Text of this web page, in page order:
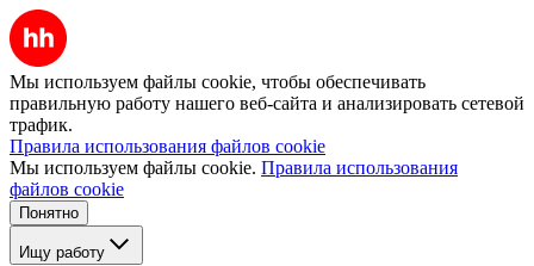
Мы используем файлы cookie, чтобы обеспечивать
правильную работу нашего веб-сайта и анализировать сетевой
трафик.
Правила использования файлов cookie
Мы используем файлы cookie. Правила использования
файлов cookie
Понятно
Ищу работу